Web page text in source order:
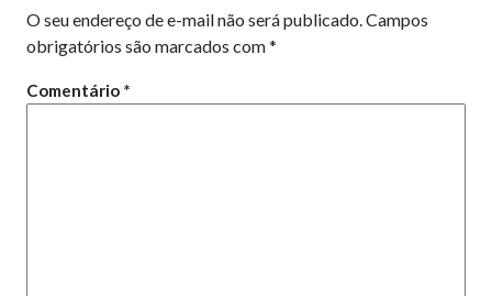
O seu endereço de e-mail não será publicado.Campos
obrigatórios são marcados com*
Comentário *